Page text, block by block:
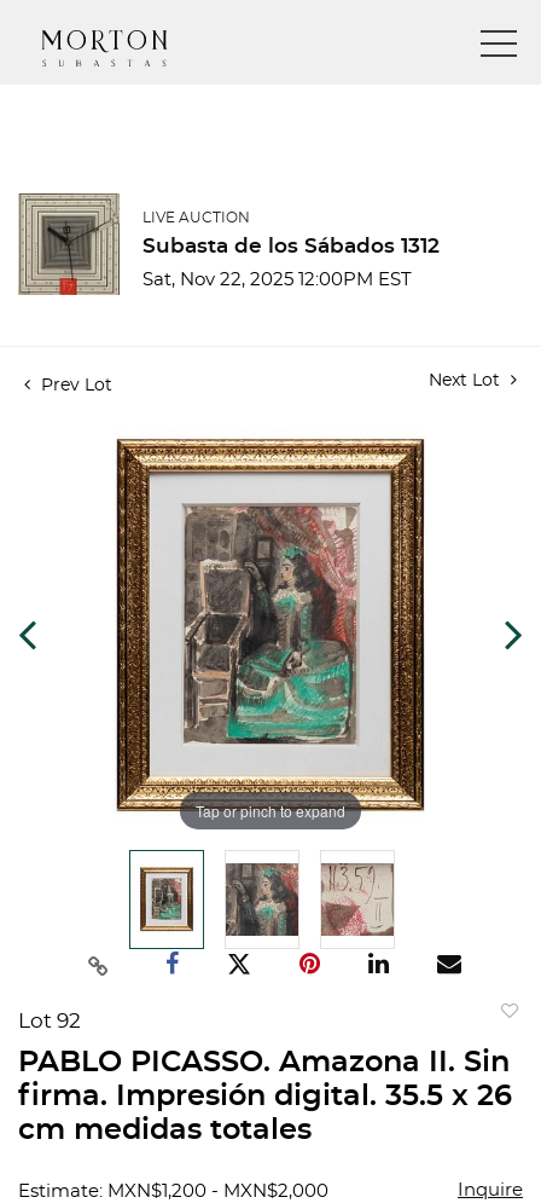
LIVE AUCTION
Subasta de los Sábados 1312
Sat, Nov 22, 2025 12:00PM EST
Prev Lot Next Lot
Tap or pinch to expand
Lot 92
PABLO PICASSO. Amazona II. Sin
firma. Impresión digital. 35.5 x 26
cm medidas totales
Estimate: MXN$1,200 - MXN$2,000 Inquire